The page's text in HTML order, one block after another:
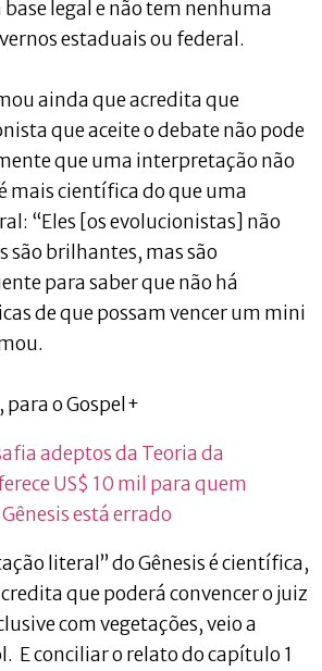
legal e não tem nenhuma
estaduais ou federal.
ainda que acredita que
que aceite o debate não pode
que uma interpretação não
mais científica do que uma
“Eles [os evolucionistas] não
são brilhantes, mas são
para saber que não há
de que possam vencer um mini
para o Gospel+
adeptos da Teoria da
US$ 10 mil para quem
está errado
literal” do Gênesis é científica,
que poderá convencer o juiz
com vegetações, veio a
E conciliar o relato do capítulo 1